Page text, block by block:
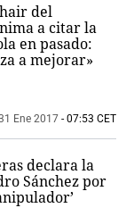
del
a citar la
en pasado:
a mejorar»
Ene 2017 - 07:53 CET
declara la
Sánchez por